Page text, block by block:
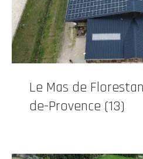
Le Mas de
de-Provence (13)